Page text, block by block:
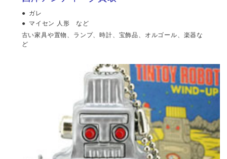
ガレ
マイセン 人形 など
古い家具や置物、ランプ、時計、宝飾品、オルゴール、楽器な
ど